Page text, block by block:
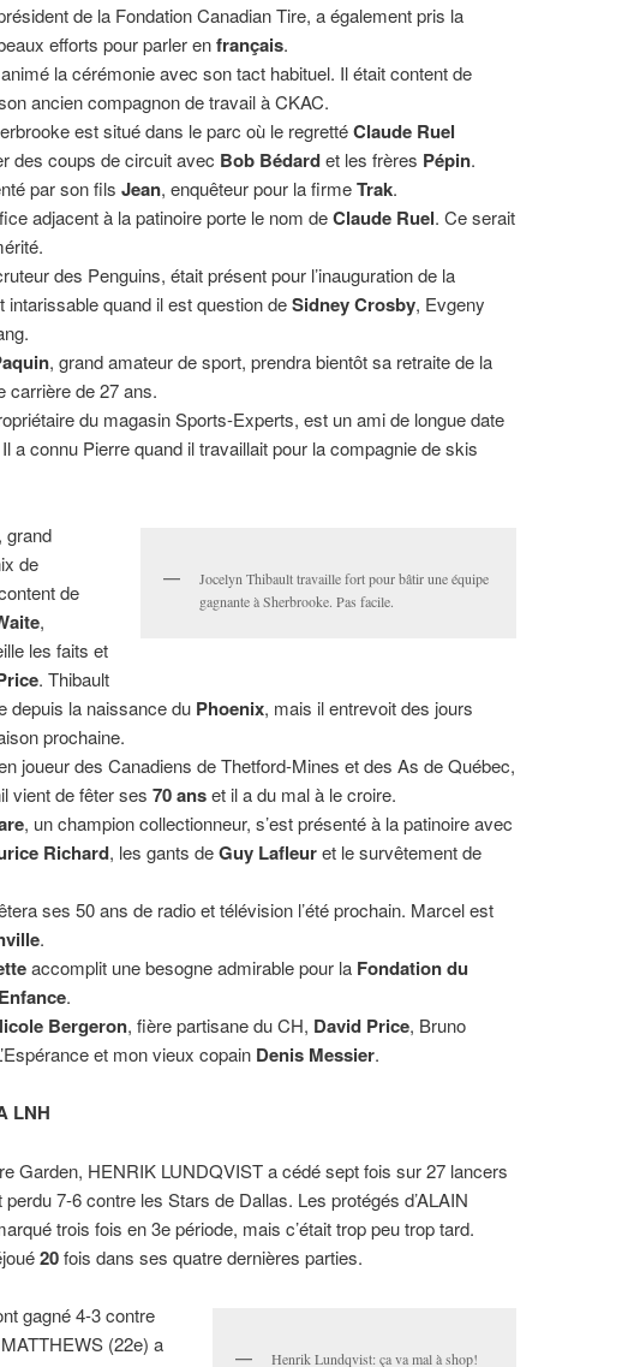
de la Fondation Canadian Tire, a également pris la
efforts pour parler enfrançais.
la cérémonie avec son tact habituel. Il était content de
ancien compagnon de travail à CKAC.
est situé dans le parc où le regrettéClaude Ruel
des coups de circuit avec Bob Bédardet les frères Pépin.
par son filsJean, enquêteur pour la firmeTrak.
adjacent à la patinoire porte le nom deClaude Ruel. Ce serait
des Penguins, était présent pour l’inauguration de la
intarissable quand il est question deSidney Crosby, Evgeny
, grand amateur de sport, prendra bientôt sa retraite de la
carrière de 27 ans.
du magasin Sports-Experts, est un ami de longue date
a connu Pierre quand il travaillait pour la compagnie de skis
Jocelyn Thibault travaille fort pour bâtir une équipe
gagnante à Sherbrooke. Pas facile.
, grand
de
de
,
les faits et
. Thibault
depuis la naissance du Phoenix, mais il entrevoit des jours
prochaine.
joueur des Canadiens de Thetford-Mines et des As de Québec,
vient de fêter ses70 anset il a du mal à le croire.
, un champion collectionneur, s’est présenté à la patinoire avec
Richard, les gants deGuy Lafleuret le survêtement de
ses 50 ans de radio et télévision l’été prochain. Marcel est
.
accomplit une besogne admirable pour la Fondation du
.
Bergeron, fière partisane du CH, David Price, Bruno
et mon vieux copain Denis Messier.
LNH
Garden, HENRIK LUNDQVIST a cédé sept fois sur 27 lancers
7-6 contre les Stars de Dallas. Les protégés d’ALAIN
trois fois en 3e période, mais c’était trop peu trop tard.
20fois dans ses quatre dernières parties.
Henrik Lundqvist: ça va mal à shop!
gagné 4-3 contre
(22e) a